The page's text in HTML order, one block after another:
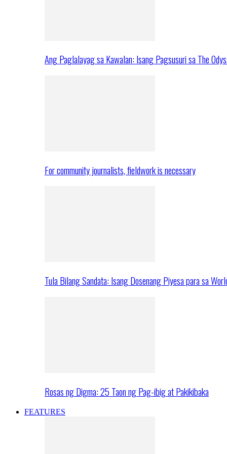
Ang Paglalayag sa Kawalan: Isang Pagsusuri sa The
For community journalists, fieldwork is necessary
Tula Bilang Sandata: Isang Dosenang Piyesa para sa
Rosas ng Digma: 25 Taon ng Pag-ibig at Pakikibaka
FEATURES